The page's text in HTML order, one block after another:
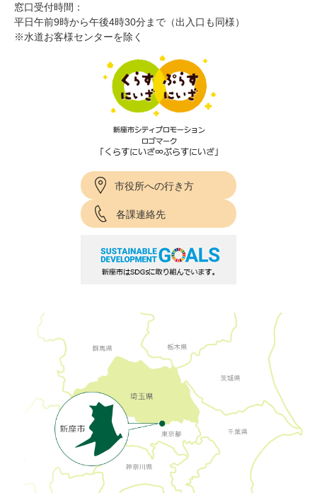
窓口受付時間：
平日午前9時から午後4時30分まで（出入口も同様）
※水道お客様センターを除く
市役所への行き方
各課連絡先